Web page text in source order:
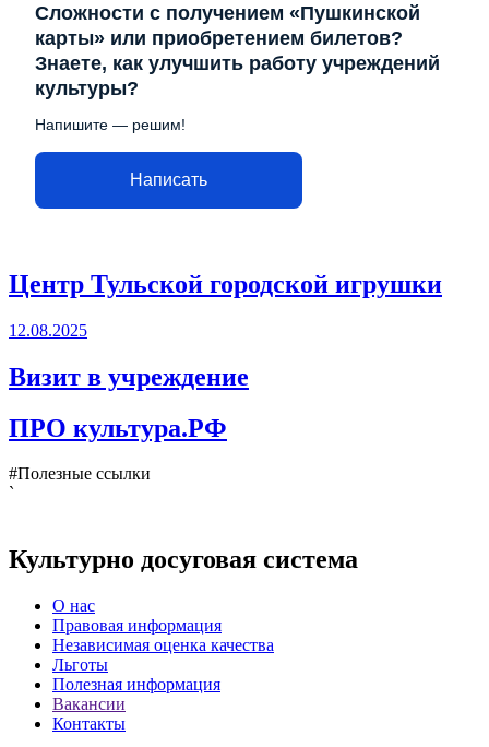
Сложности с получением «Пушкинской
карты» или приобретением билетов?
Знаете, как улучшить работу учреждений
культуры?
Напишите — решим!
Написать
Центр Тульской городской игрушки
12.08.2025
Визит в учреждение
ПРО культура.РФ
#Полезные ссылки
`
Культурно досуговая система
О нас
Правовая информация
Независимая оценка качества
Льготы
Полезная информация
Вакансии
Контакты